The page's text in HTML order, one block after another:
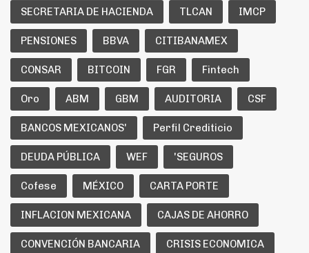
SECRETARIA DE HACIENDA TLCAN IMCP
PENSIONES BBVA CITIBANAMEX
CONSAR BITCOIN FGR Fintech
Oro ABM GBM AUDITORIA CSF
BANCOS MEXICANOS' Perfil Crediticio
DEUDA PÚBLICA WEF 'SEGUROS
Cofese MÉXICO CARTA PORTE
INFLACION MEXICANA CAJAS DE AHORRO
CONVENCIÓN BANCARIA CRISIS ECONOMICA